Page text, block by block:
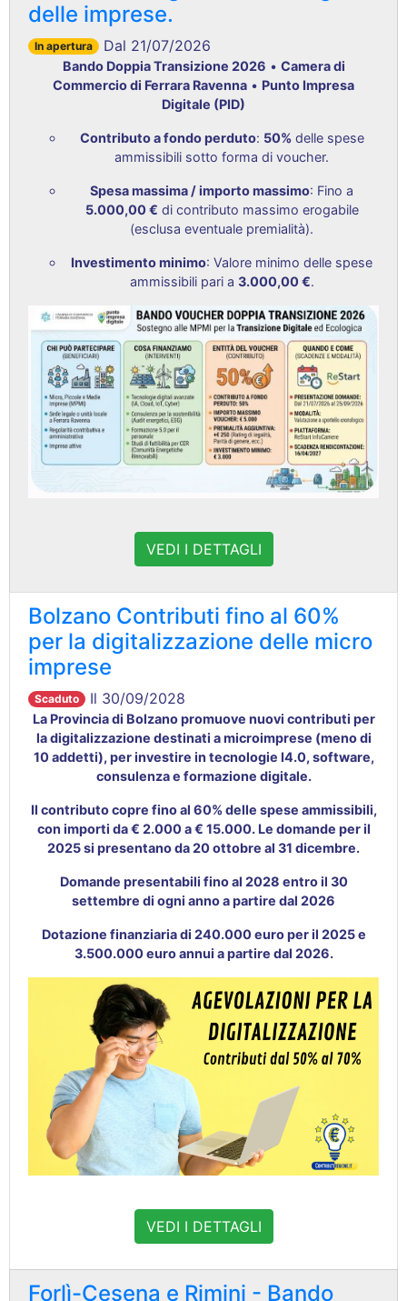
delle imprese.
In apertura Dal 21/07/2026
Bando Doppia Transizione 2026 • Camera di
Commercio di Ferrara Ravenna • Punto Impresa
Digitale (PID)
Contributo a fondo perduto: 50%delle spese
ammissibili sotto forma di voucher.
Spesa massima / importo massimo: Fino a
5.000,00 € di contributo massimo erogabile
(esclusa eventuale premialità).
Investimento minimo: Valore minimo delle spese
ammissibili pari a 3.000,00 €.
VEDI I DETTAGLI
Bolzano Contributi fino al 60%
per la digitalizzazione delle micro
imprese
Scaduto Il 30/09/2028
La Provincia di Bolzano promuove nuovi contributi per
la digitalizzazione destinati a microimprese (meno di
10 addetti), per investire in tecnologie I4.0, software,
consulenza e formazione digitale.
Il contributo copre fino al 60% delle spese ammissibili,
con importi da € 2.000 a € 15.000. Le domande per il
2025 si presentano da 20 ottobre al 31 dicembre.
Domande presentabili fino al 2028 entro il 30
settembre di ogni anno a partire dal 2026
Dotazione finanziaria di 240.000 euro per il 2025 e
3.500.000 euro annui a partire dal 2026.
VEDI I DETTAGLI
Forlì-Cesena e Rimini - Bando